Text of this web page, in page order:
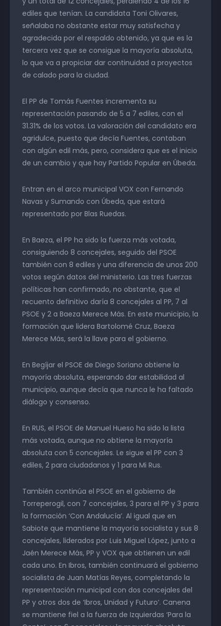
ediles que tenían. La candidata Toni Olivares,
señalaba no obstante estar muy satisfecha y
agradecida por el respaldo obtenido, ya que es la
tercera vez que se consigue la mayoría absoluta,
lo que va a propiciar dar continuidad a proyectos
de calado para la ciudad.
El PP de Tomás Fuentes incrementa su
representación pasando de 5 a 7 ediles, con el
31.31% de los votos. La valoración del candidato era
agridulce, puesto que decía Fuentes, contaban
con algún edil más, pero, considera que es el inicio
de un cambio y que hay Partido Popular en Úbeda.
Entran en el arco municipal VOX con Fernando
Navas y Sumando con Úbeda, que estará
representado por Blas Ruedas.
En Baeza, el PP ha sido la fuerza más votada,
consiguiendo 8 concejales, seguido del PSOE
también con 8 ediles y una diferencia de unos 200
votos según datos del ministerio. Las tres fuerzas
políticas han confirmado, no obstante, que el
recuento definitivo daría 8 concejales al PP, 7 al
PSOE y 2 a Baeza Merece Más. En este municipio, la
formación que lidera Bartolomé Cruz, Baeza
Merece Más, será la llave para el gobierno.
En Begíjar el PSOE de Diego Soriano obtiene la
mayoría absoluta, esperando dar estabilidad al
municipio, aunque decía que nunca le ha faltado
diálogo y consenso.
En RUS, el PSOE de Manuel Hueso ha sido la lista
más votada, aunque no obtiene la mayoría
absoluta con 5 concejales. Le sigue el PP con 3
ediles, 2 para ciudadanos y 1 para Mi Rus.
También continúa el PSOE en el gobierno de
Torreperogil, con 7 concejales, 3 para el PP y 3 para
la formación ‘Con Andalucía’. Al igual que en
Sabiote que mantiene la mayoría socialista y sus 8
concejales, liderados por Luis Miguel López, junto a
Jaén Merece Más, PP y VOX que obtienen un edil
cada uno. En Ibros, también continuará el gobierno
socialista de Juan Matías Reyes, completando la
representación municipal con dos concejales del
PP y otros dos de ‘Ibros, Unidad y Futuro’. Canena
se mantiene fiel a la fuerza de Izquierdas ‘Para la